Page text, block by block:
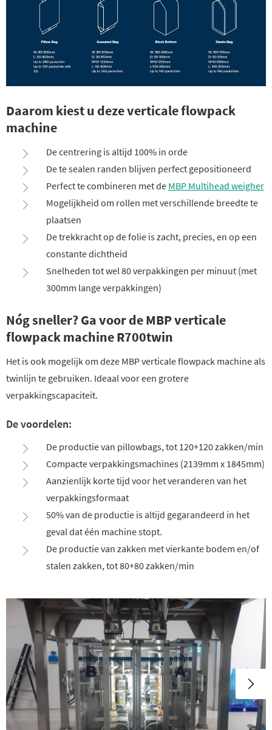
Daarom kiest u deze verticale flowpack
machine
De centrering is altijd 100% in orde
De te sealen randen blijven perfect gepositioneerd
Perfect te combineren met de MBP Multihead weigher
Mogelijkheid om rollen met verschillende breedte te
plaatsen
De trekkracht op de folie is zacht, precies, en op een
constante dichtheid
Snelheden tot wel 80 verpakkingen per minuut (met
300mm lange verpakkingen)
Nóg sneller? Ga voor de MBP verticale
flowpack machine R700twin
Het is ook mogelijk om deze MBP verticale flowpack machine als
twinlijn te gebruiken. Ideaal voor een grotere
verpakkingscapaciteit.
De voordelen:
De productie van pillowbags, tot 120+120 zakken/min
Compacte verpakkingsmachines (2139mm x 1845mm)
Aanzienlijk korte tijd voor het veranderen van het
verpakkingsformaat
50% van de productie is altijd gegarandeerd in het
geval dat één machine stopt.
De productie van zakken met vierkante bodem en/of
stalen zakken, tot 80+80 zakken/min